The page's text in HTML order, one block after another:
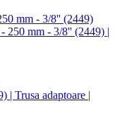
mm - 3/8'' (2449)